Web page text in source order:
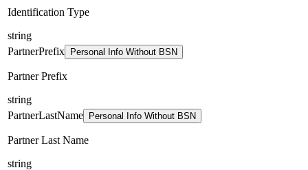
Identification Type
string
PartnerPrefix
Personal Info Without BSN
Partner Prefix
string
PartnerLastName
Personal Info Without BSN
Partner Last Name
string